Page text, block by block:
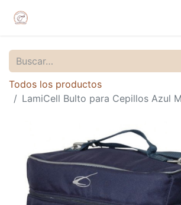
Todos los productos
LamiCell Bulto para Cepillos Azul